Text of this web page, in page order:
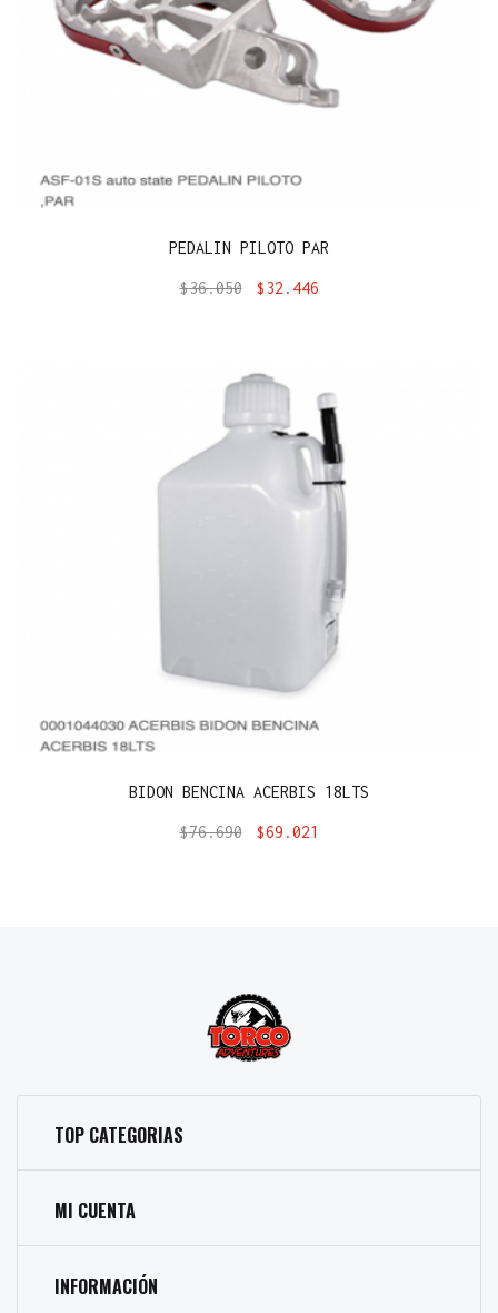
PEDALIN PILOTO PAR
$36.050 $32.446
BIDON BENCINA ACERBIS 18LTS
$76.690 $69.021
TOP CATEGORIAS
MI CUENTA
INFORMACIÓN